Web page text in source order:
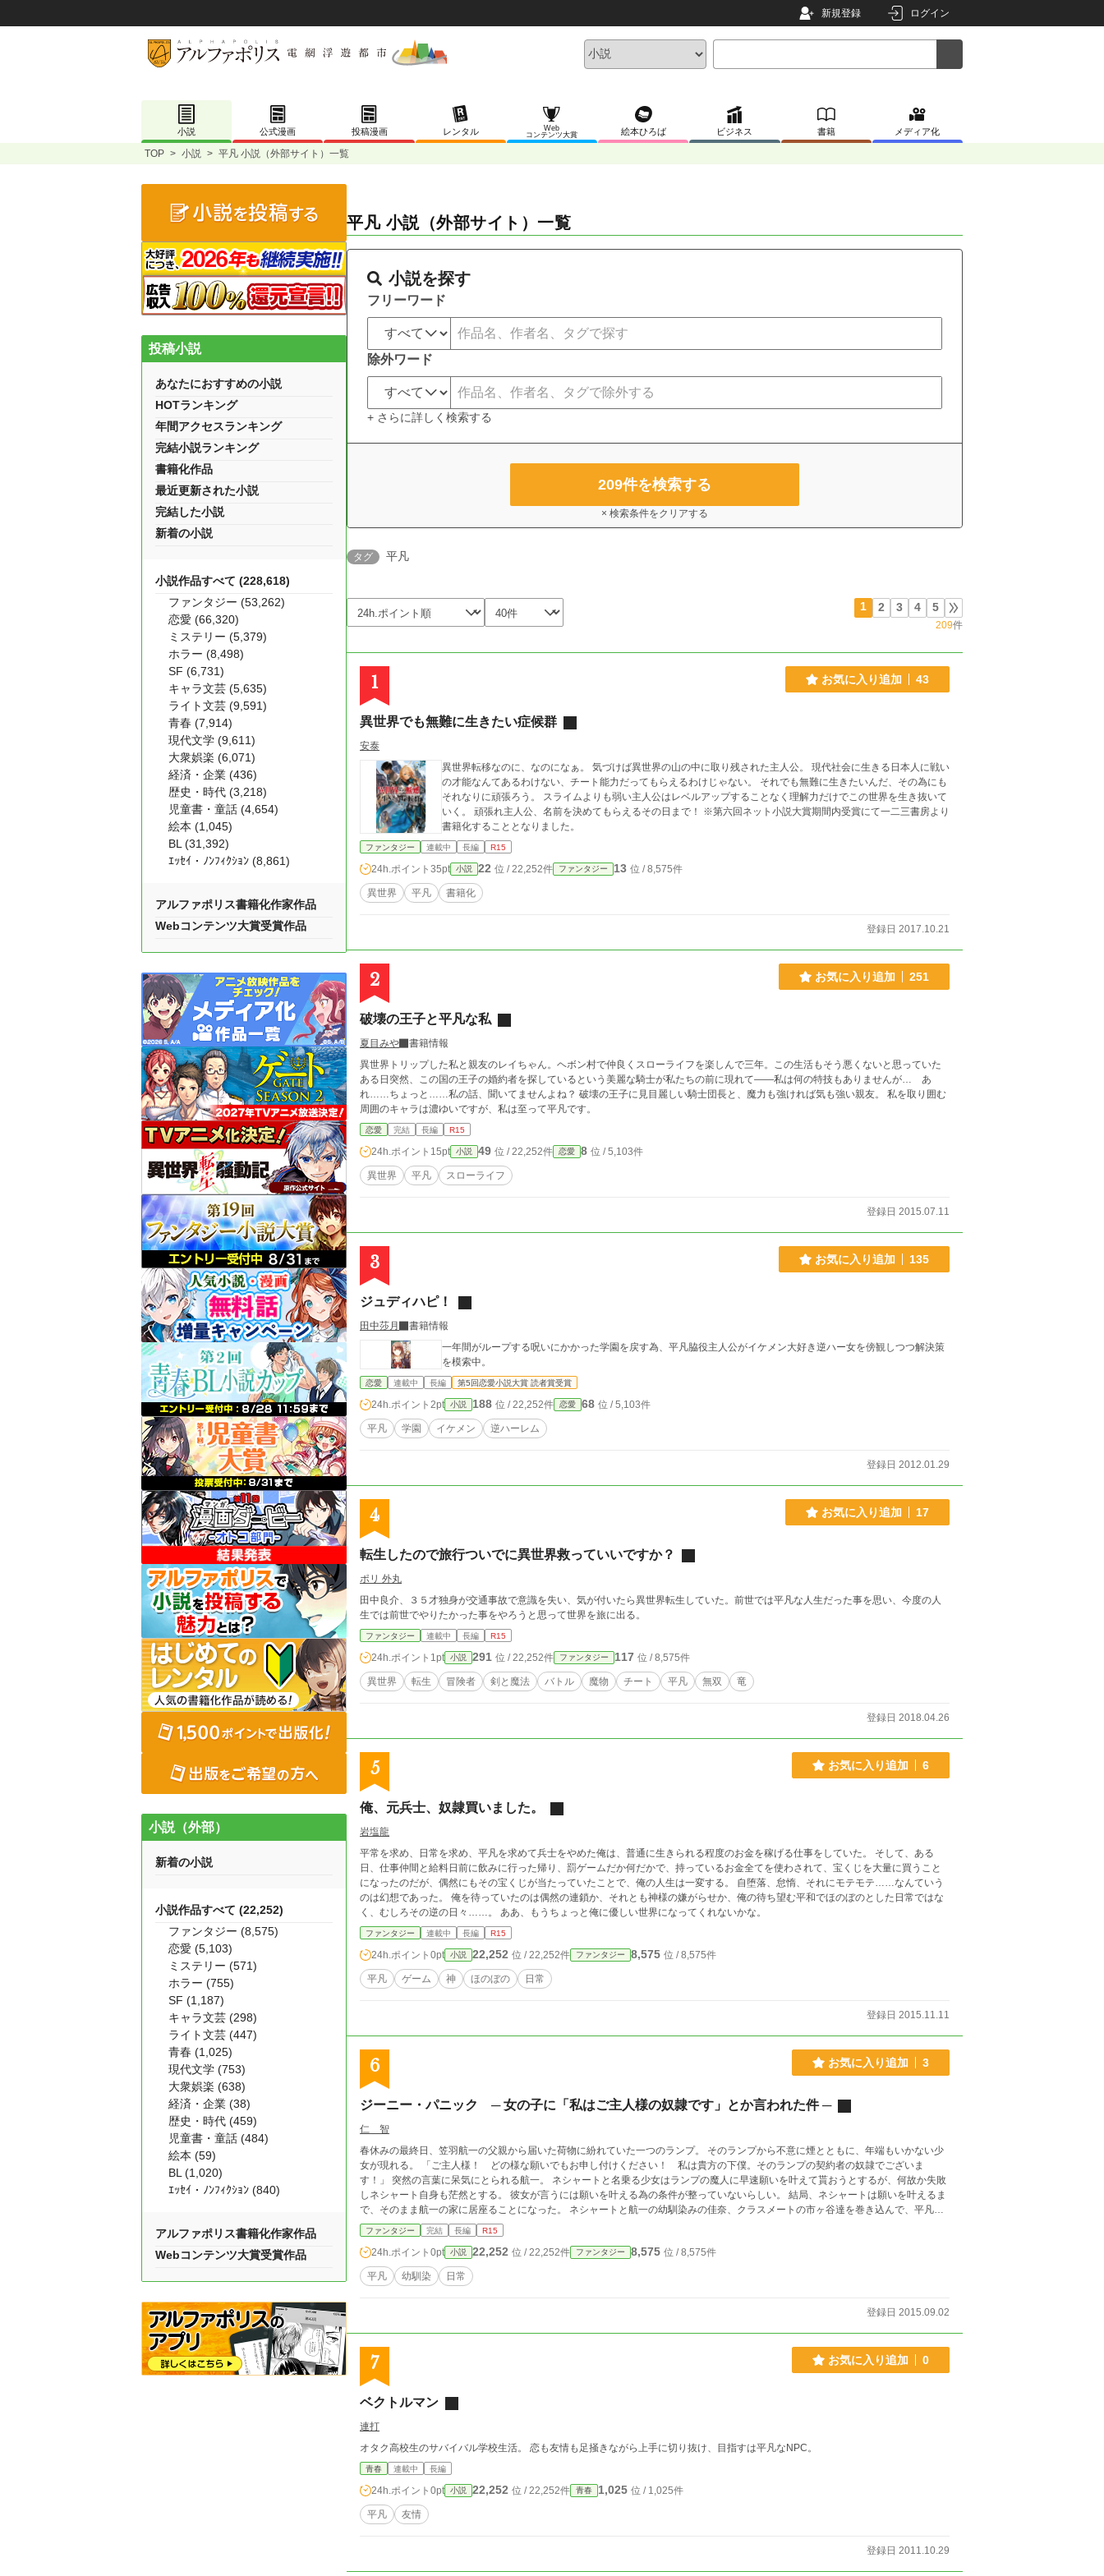
新規登録 ログイン
小説 公式漫画 投稿漫画 レンタル
Web
コンテンツ大賞
絵本ひろば ビジネス 書籍 メディア化
TOP > 小説 > 平凡 小説（外部サイト）一覧
平凡 小説（外部サイト）一覧
小説を探す
フリーワード
除外ワード
+ さらに詳しく検索する
209件を検索する
× 検索条件をクリアする
タグ 平凡
1 2 3 4 5
209件
1 お気に入り追加 43
異世界でも無難に生きたい症候群
安泰
異世界転移なのに、なのになぁ。 気づけば異世界の山の中に取り残された主人公。 現代社会に生きる日本人に戦い
の才能なんてあるわけない、チート能力だってもらえるわけじゃない。 それでも無難に生きたいんだ、その為にも
それなりに頑張ろう。 スライムよりも弱い主人公はレベルアップすることなく理解力だけでこの世界を生き抜いて
いく。 頑張れ主人公、名前を決めてもらえるその日まで！ ※第六回ネット小説大賞期間内受賞にて一二三書房より
書籍化することとなりました。
ファンタジー 連載中 長編 R15
24h.ポイント 35pt 小説 22 位 / 22,252件 ファンタジー 13 位 / 8,575件
異世界 平凡 書籍化
登録日 2017.10.21
2 お気に入り追加 251
破壊の王子と平凡な私
夏目みや
書籍情報
異世界トリップした私と親友のレイちゃん。ヘボン村で仲良くスローライフを楽しんで三年。この生活もそう悪くないと思っていた
ある日突然、この国の王子の婚約者を探しているという美麗な騎士が私たちの前に現れて――私は何の特技もありませんが… あ
れ……ちょっと……私の話、聞いてませんよね？ 破壊の王子に見目麗しい騎士団長と、魔力も強ければ気も強い親友。 私を取り囲む
周囲のキャラは濃ゆいですが、私は至って平凡です。
恋愛 完結 長編 R15
24h.ポイント 15pt 小説 49 位 / 22,252件 恋愛 8 位 / 5,103件
異世界 平凡 スローライフ
登録日 2015.07.11
3 お気に入り追加 135
ジュディハピ！
田中莎月
書籍情報
一年間がループする呪いにかかった学園を戻す為、平凡脇役主人公がイケメン大好き逆ハー女を傍観しつつ解決策
を模索中。
恋愛 連載中 長編 第5回恋愛小説大賞 読者賞受賞
24h.ポイント 2pt 小説 188 位 / 22,252件 恋愛 68 位 / 5,103件
平凡 学園 イケメン 逆ハーレム
登録日 2012.01.29
4 お気に入り追加 17
転生したので旅行ついでに異世界救っていいですか？
ポリ 外丸
田中良介、３５才独身が交通事故で意識を失い、気が付いたら異世界転生していた。前世では平凡な人生だった事を思い、今度の人
生では前世でやりたかった事をやろうと思って世界を旅に出る。
ファンタジー 連載中 長編 R15
24h.ポイント 1pt 小説 291 位 / 22,252件 ファンタジー 117 位 / 8,575件
異世界 転生 冒険者 剣と魔法 バトル 魔物 チート 平凡 無双 竜
登録日 2018.04.26
5 お気に入り追加 6
俺、元兵士、奴隷買いました。
岩塩龍
平常を求め、日常を求め、平凡を求めて兵士をやめた俺は、普通に生きられる程度のお金を稼げる仕事をしていた。 そして、ある
日、仕事仲間と給料日前に飲みに行った帰り、罰ゲームだか何だかで、持っているお金全てを使わされて、宝くじを大量に買うこと
になったのだが、偶然にもその宝くじが当たっていたことで、俺の人生は一変する。 自堕落、怠惰、それにモテモテ……なんていう
のは幻想であった。 俺を待っていたのは偶然の連鎖か、それとも神様の嫌がらせか、俺の待ち望む平和でほのぼのとした日常ではな
く、むしろその逆の日々……。 ああ、もうちょっと俺に優しい世界になってくれないかな。
ファンタジー 連載中 長編 R15
24h.ポイント 0pt 小説 22,252 位 / 22,252件 ファンタジー 8,575 位 / 8,575件
平凡 ゲーム 神 ほのぼの 日常
登録日 2015.11.11
6 お気に入り追加 3
ジーニー・パニック ─ 女の子に「私はご主人様の奴隷です」とか言われた件 ─
仁 智
春休みの最終日、笠羽航一の父親から届いた荷物に紛れていた一つのランプ。 そのランプから不意に煙とともに、年端もいかない少
女が現れる。 「ご主人様！ どの様な願いでもお申し付けください！ 私は貴方の下僕。そのランプの契約者の奴隷でございま
す！」 突然の言葉に呆気にとられる航一。 ネシャートと名乗る少女はランプの魔人に早速願いを叶えて貰おうとするが、何故か失敗
しネシャート自身も茫然とする。 彼女が言うには願いを叶える為の条件が整っていないらしい。 結局、ネシャートは願いを叶えるま
で、そのまま航一の家に居座ることになった。 ネシャートと航一の幼馴染みの佳奈、クラスメートの市ヶ谷達を巻き込んで、平凡な
高校生の慌ただしい日常が始まる。 実は、航一の願いが叶わないのは、ある理由があった…… 他者の願いを叶える為に生き続ける魔
人と、そんな魔人に出会った主人公の、小さな絆の物語
ファンタジー 完結 長編 R15
24h.ポイント 0pt 小説 22,252 位 / 22,252件 ファンタジー 8,575 位 / 8,575件
平凡 幼馴染 日常
登録日 2015.09.02
7 お気に入り追加 0
ベクトルマン
連打
オタク高校生のサバイバル学校生活。 恋も友情も足掻きながら上手に切り抜け、目指すは平凡なNPC。
青春 連載中 長編
24h.ポイント 0pt 小説 22,252 位 / 22,252件 青春 1,025 位 / 1,025件
平凡 友情
登録日 2011.10.29
投稿小説
あなたにおすすめの小説
HOTランキング
年間アクセスランキング
完結小説ランキング
書籍化作品
最近更新された小説
完結した小説
新着の小説
小説作品すべて (228,618)
ファンタジー (53,262)
恋愛 (66,320)
ミステリー (5,379)
ホラー (8,498)
SF (6,731)
キャラ文芸 (5,635)
ライト文芸 (9,591)
青春 (7,914)
現代文学 (9,611)
大衆娯楽 (6,071)
経済・企業 (436)
歴史・時代 (3,218)
児童書・童話 (4,654)
絵本 (1,045)
BL (31,392)
ｴｯｾｲ・ﾉﾝﾌｨｸｼｮﾝ (8,861)
アルファポリス書籍化作家作品
Webコンテンツ大賞受賞作品
小説（外部）
新着の小説
小説作品すべて (22,252)
ファンタジー (8,575)
恋愛 (5,103)
ミステリー (571)
ホラー (755)
SF (1,187)
キャラ文芸 (298)
ライト文芸 (447)
青春 (1,025)
現代文学 (753)
大衆娯楽 (638)
経済・企業 (38)
歴史・時代 (459)
児童書・童話 (484)
絵本 (59)
BL (1,020)
ｴｯｾｲ・ﾉﾝﾌｨｸｼｮﾝ (840)
アルファポリス書籍化作家作品
Webコンテンツ大賞受賞作品